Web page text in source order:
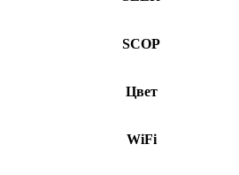
SCOP
Цвет
WiFi